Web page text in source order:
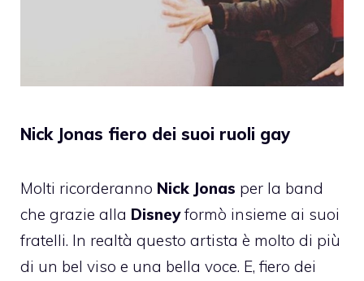
Nick Jonas fiero dei suoi ruoli gay
Molti ricorderanno Nick Jonas per la band
che grazie alla Disneyformò insieme ai suoi
fratelli. In realtà questo artista è molto di più
di un bel viso e una bella voce. E, fiero dei